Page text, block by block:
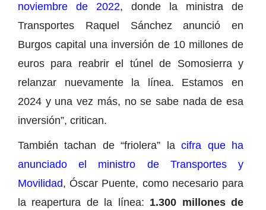
noviembre de 2022, donde la ministra de
Transportes Raquel Sánchez anunció en
Burgos capital una inversión de 10 millones de
euros para reabrir el túnel de Somosierra y
relanzar nuevamente la línea. Estamos en
2024 y una vez más, no se sabe nada de esa
inversión”, critican.
También tachan de “friolera” la cifra que ha
anunciado el ministro de Transportes y
Movilidad, Óscar Puente, como necesario para
la reapertura de la línea: 1.300 millones de